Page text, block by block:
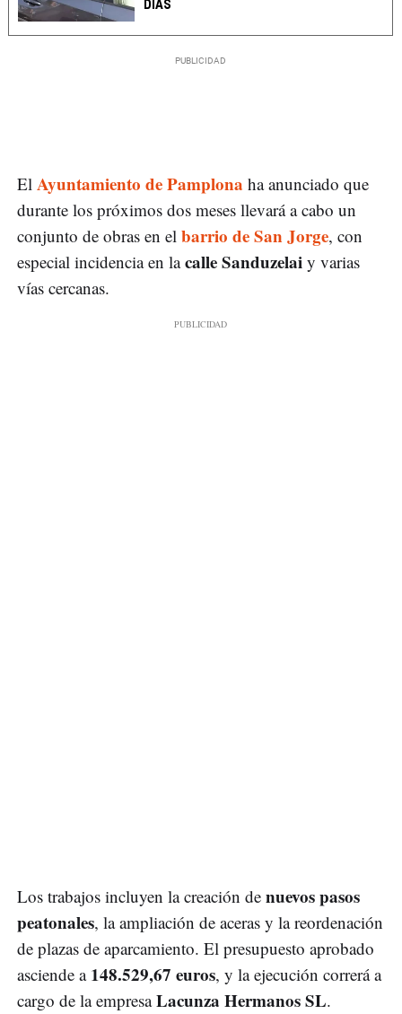
DÍAS
El Ayuntamiento de Pamplona ha anunciado que
durante los próximos dos meses llevará a cabo un
conjunto de obras en el barrio de San Jorge, con
especial incidencia en lacalle Sanduzelai y varias
vías cercanas.
Los trabajos incluyen la creación de nuevos pasos
peatonales, la ampliación de aceras y la reordenación
de plazas de aparcamiento. El presupuesto aprobado
asciende a 148.529,67 euros, y la ejecución correrá a
cargo de la empresaLacunza Hermanos SL.